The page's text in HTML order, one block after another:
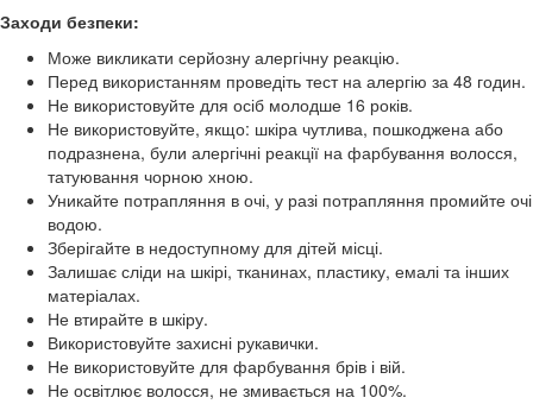
Заходи безпеки:
Може викликати серйозну алергічну реакцію.
Перед використанням проведіть тест на алергію за 48 годин.
Не використовуйте для осіб молодше 16 років.
Не використовуйте, якщо: шкіра чутлива, пошкоджена або
подразнена, були алергічні реакції на фарбування волосся,
татуювання чорною хною.
Уникайте потрапляння в очі, у разі потрапляння промийте очі
водою.
Зберігайте в недоступному для дітей місці.
Залишає сліди на шкірі, тканинах, пластику, емалі та інших
матеріалах.
Не втирайте в шкіру.
Використовуйте захисні рукавички.
Не використовуйте для фарбування брів і вій.
Не освітлює волосся, не змивається на 100%.